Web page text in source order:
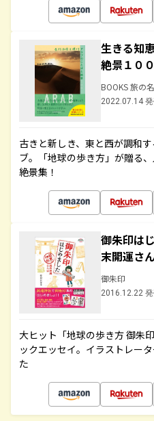
生きる知
絶景１００
BOOKS 旅の
2022.07.14
古きと新しき、東と西が調和
ブ。「地球の歩き方」が贈る
絶景集！
御朱印は
末開運さ
御朱印
2016.12.22
大ヒット「地球の歩き方 御朱
ックエッセイ。イラストレー
た